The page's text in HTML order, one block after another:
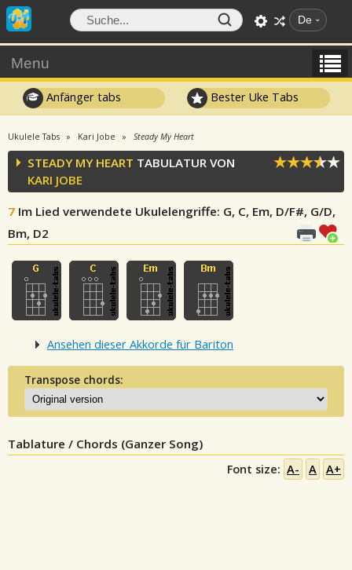
De
Menu
Anfänger tabs Bester Uke Tabs
Ukulele Tabs Kari Jobe Steady My Heart
STEADY MY HEART TABULATUR VON
KARI JOBE
7 Im Lied verwendete Ukulelengriffe: G, C, Em, D/F#, G/D,
Bm, D2
Ansehen dieser Akkorde für Bariton
Transpose chords:
Tablature / Chords (Ganzer Song)
Font size: A- A A+